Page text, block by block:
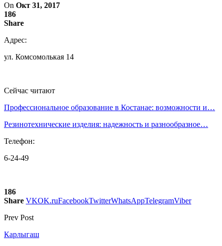
On Окт 31, 2017
186
Share
Адрес:
ул. Комсомолькая 14
Сейчас читают
Профессиональное образование в Костанае: возможности и…
Резинотехнические изделия: надежность и разнообразное…
Телефон:
6-24-49
186
Share VKOK.ruFacebookTwitterWhatsAppTelegramViber
Prev Post
Карлыгаш